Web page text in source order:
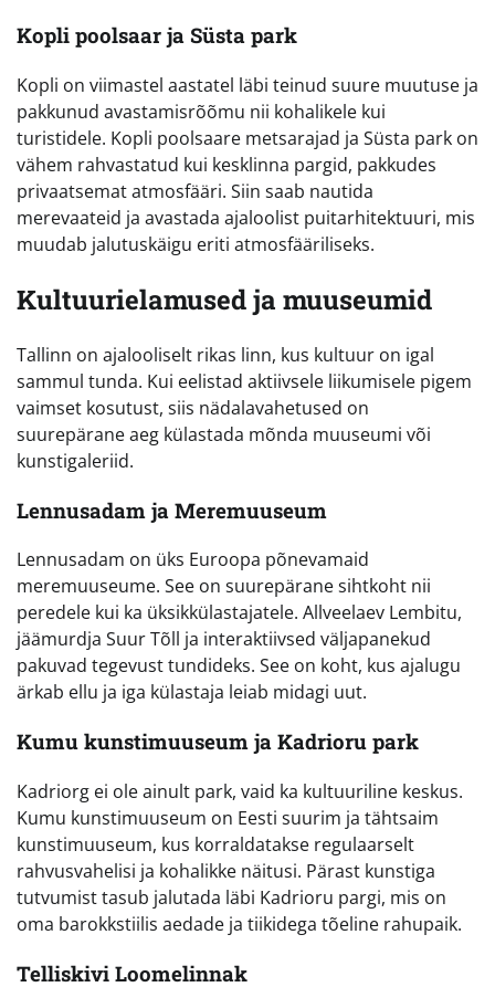
Kopli poolsaar ja Süsta park
Kopli on viimastel aastatel läbi teinud suure muutuse ja
pakkunud avastamisrõõmu nii kohalikele kui
turistidele. Kopli poolsaare metsarajad ja Süsta park on
vähem rahvastatud kui kesklinna pargid, pakkudes
privaatsemat atmosfääri. Siin saab nautida
merevaateid ja avastada ajaloolist puitarhitektuuri, mis
muudab jalutuskäigu eriti atmosfääriliseks.
Kultuurielamused ja muuseumid
Tallinn on ajalooliselt rikas linn, kus kultuur on igal
sammul tunda. Kui eelistad aktiivsele liikumisele pigem
vaimset kosutust, siis nädalavahetused on
suurepärane aeg külastada mõnda muuseumi või
kunstigaleriid.
Lennusadam ja Meremuuseum
Lennusadam on üks Euroopa põnevamaid
meremuuseume. See on suurepärane sihtkoht nii
peredele kui ka üksikkülastajatele. Allveelaev Lembitu,
jäämurdja Suur Tõll ja interaktiivsed väljapanekud
pakuvad tegevust tundideks. See on koht, kus ajalugu
ärkab ellu ja iga külastaja leiab midagi uut.
Kumu kunstimuuseum ja Kadrioru park
Kadriorg ei ole ainult park, vaid ka kultuuriline keskus.
Kumu kunstimuuseum on Eesti suurim ja tähtsaim
kunstimuuseum, kus korraldatakse regulaarselt
rahvusvahelisi ja kohalikke näitusi. Pärast kunstiga
tutvumist tasub jalutada läbi Kadrioru pargi, mis on
oma barokkstiilis aedade ja tiikidega tõeline rahupaik.
Telliskivi Loomelinnak